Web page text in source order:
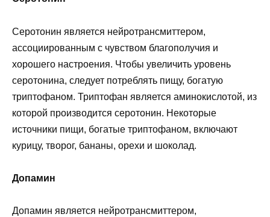
Серотонин является нейротрансмиттером,
ассоциированным с чувством благополучия и
хорошего настроения. Чтобы увеличить уровень
серотонина, следует потреблять пищу, богатую
триптофаном. Триптофан является аминокислотой, из
которой производится серотонин. Некоторые
источники пищи, богатые триптофаном, включают
курицу, творог, бананы, орехи и шоколад.
Допамин
Допамин является нейротрансмиттером,